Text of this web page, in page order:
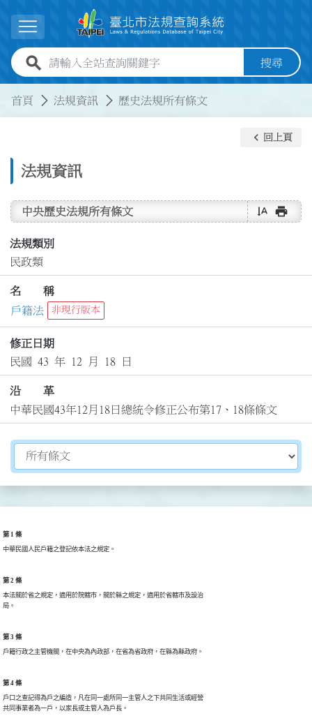
展開選單
全站查詢關鍵字欄位 搜尋
首頁 法規資訊 歷史法規所有條文
法規資訊
keyboard_arrow_left 回上頁
中央歷史法規所有條文 text_rotate_vertical print
法規類別
民政類
名 稱
戶籍法
非現行版本
修正日期
民國 43 年 12 月 18 日
沿 革
中華民國43年12月18日總統令修正公布第17、18條條文
切換選擇法規資訊內容
第 1 條
中華民國人民戶籍之登記依本法之規定。
第 2 條
本法關於省之規定，適用於院轄市，關於縣之規定，適用於省轄市及設治
局。
第 3 條
戶籍行政之主管機關，在中央為內政部，在省為省政府，在縣為縣政府。
第 4 條
戶口之查記得為戶之編造，凡在同一處所同一主管人之下共同生活或經營
共同事業者為一戶，以家長或主管人為戶長。